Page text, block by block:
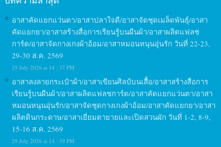
อาสาคัดแยกแว่นตา/อาสาปลาใจดี/อาสาจัดชุดเมล็ดพันธุ์/อาสา
คัดแยกยา/อาสาสร้างสื่อการเรียนรู้บนผืนผ้า/อาสาผลิตแฟลช
การ์ด/อาสาจัดกางเกงผ้าอ้อม/อาสาหมอนหนุนอุ่นรัก วันที่ 22-23,
29-30 ส.ค. 2569
29 July 2026 at 14 : 37 PM
อาสาลงลายกระเป๋าผ้า/อาสาเขียนศิลป์บนเสื้อ/อาสาสร้างสื่อการ
เรียนรู้บนผืนผ้า/อาสาผลิตแฟลชการ์ด/อาสาคัดแยกแว่นตา/อาสา
หมอนหนุนอุ่นรัก/อาสาจัดชุดกางเกงผ้าอ้อม/อาสาคัดแยกยา/อาสา
ผลิตดินกระดาษ/อาสาเยี่ยมตายายและเปิดสวนผัก วันที่ 1-2, 8-9,
15-16 ส.ค. 2569
29 July 2026 at 14 : 39 PM